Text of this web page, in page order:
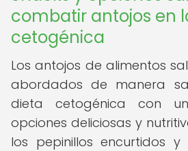
combatir antojos en
cetogénica
Los antojos de alimentos
abordados de manera
dieta cetogénica con
opciones deliciosas y
los pepinillos encurtidos